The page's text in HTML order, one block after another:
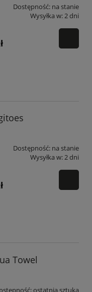
Dostępność: na stanie
Wysyłka w:2 dni
Dostępność: na stanie
Wysyłka w:2 dni
Towel
ostatnia sztuka